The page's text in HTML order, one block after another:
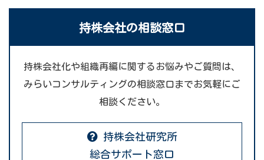
持株会社の相談窓口
持株会社化や組織再編に関するお悩みやご質問は、
みらいコンサルティングの相談窓口までお気軽にご
相談ください。
持株会社研究所
総合サポート窓口